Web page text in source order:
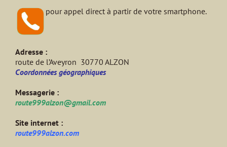
pour appel direct à partir de votre smartphone.
Adresse :
route de l’Aveyron 30770 ALZON
Coordonnées géographiques
Messagerie :
route999alzon@gmail.com
Site internet :
route999alzon.com